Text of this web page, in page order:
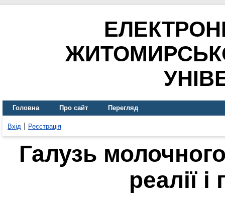
Головна Про сайт Перегляд
Вхід Реєстрація
Галузь
реалії